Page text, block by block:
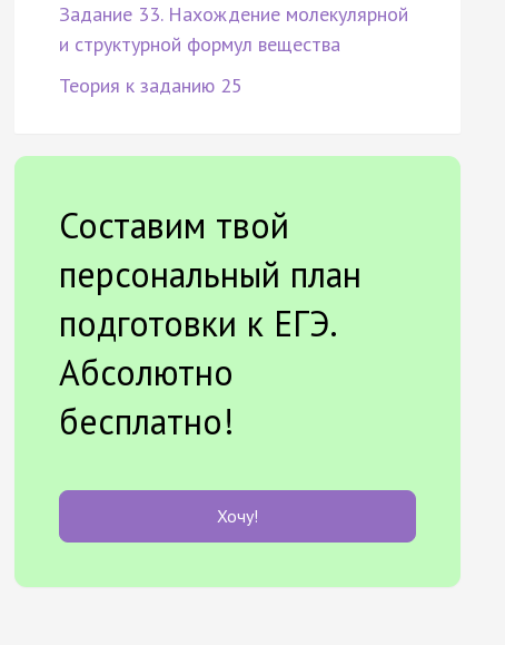
Задание 33. Нахождение молекулярной
и структурной формул вещества
Теория к заданию 25
Составим твой
персональный план
подготовки к ЕГЭ.
Абсолютно
бесплатно!
Хочу!